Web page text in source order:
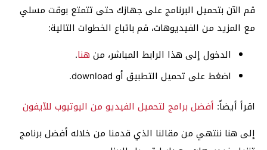
قم الآن بتحميل البرنامج على جهازك حتى تتمتع بوقت مسلي
مع المزيد من الفيديوهات، قم باتباع الخطوات التالية:
الدخول إلى هذا الرابط المباشر، من هنا.
اضغط على تحميل التطبيق أو download.
اقرأ أيضاً: أفضل برامج لتحميل الفيديو من اليوتيوب للآيفون
إلى هنا ننتهي من مقالنا الذي قدمنا من خلاله أفضل برنامج